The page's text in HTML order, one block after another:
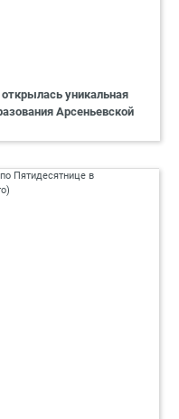
уникальная
Арсеньевской